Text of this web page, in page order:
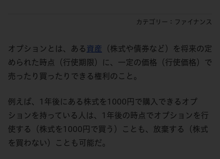
カテゴリー：ファイナンス
オプションとは、ある 資産 （株式や債券など）を将来の定
められた時点（行使期限）に、一定の価格（行使価格）で
売ったり買ったりできる権利のこと。
例えば、1年後にある株式を1000円で購入できるオプ
ションを持っている人は、1年後の時点でオプションを行
使する（株式を1000円で買う）ことも、放棄する（株式
を買わない）ことも可能だ。